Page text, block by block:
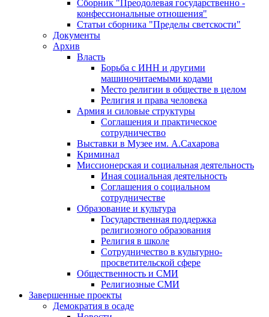
Сборник "Преодолевая государственно -
конфессиональные отношения"
Статьи сборника "Пределы светскости"
Документы
Архив
Власть
Борьба с ИНН и другими
машиночитаемыми кодами
Место религии в обществе в целом
Религия и права человека
Армия и силовые структуры
Соглашения и практическое
сотрудничество
Выставки в Музее им. А.Сахарова
Криминал
Миссионерская и социальная деятельность
Иная социальная деятельность
Соглашения о социальном
сотрудничестве
Образование и культура
Государственная поддержка
религиозного образования
Религия в школе
Сотрудничество в культурно-
просветительской сфере
Общественность и СМИ
Религиозные СМИ
Завершенные проекты
Демократия в осаде